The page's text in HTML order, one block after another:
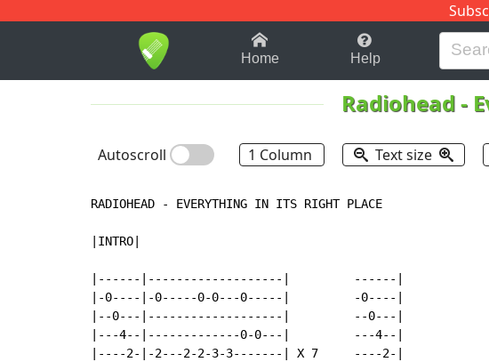
1-9 B H I
Home Help
Radiohead-
Autoscroll 1 Column Text size
RADIOHEAD - EVERYTHING IN ITS RIGHT PLACE
|INTRO|
|------|-------------------|         ------|
|-0----|-0-----0-0---0-----|         -0----|
|--0---|-------------------|         --0---|
|---4--|-------------0-0---|         ---4--|
|----2-|-2---2-2-3-3-------| X 7     ----2-|